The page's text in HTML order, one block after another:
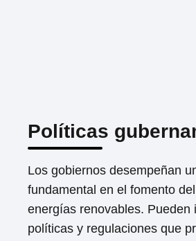
Políticas
Los gobiernos desempeñan
fundamental en el fomento
energías renovables. Pueden
políticas y regulaciones que